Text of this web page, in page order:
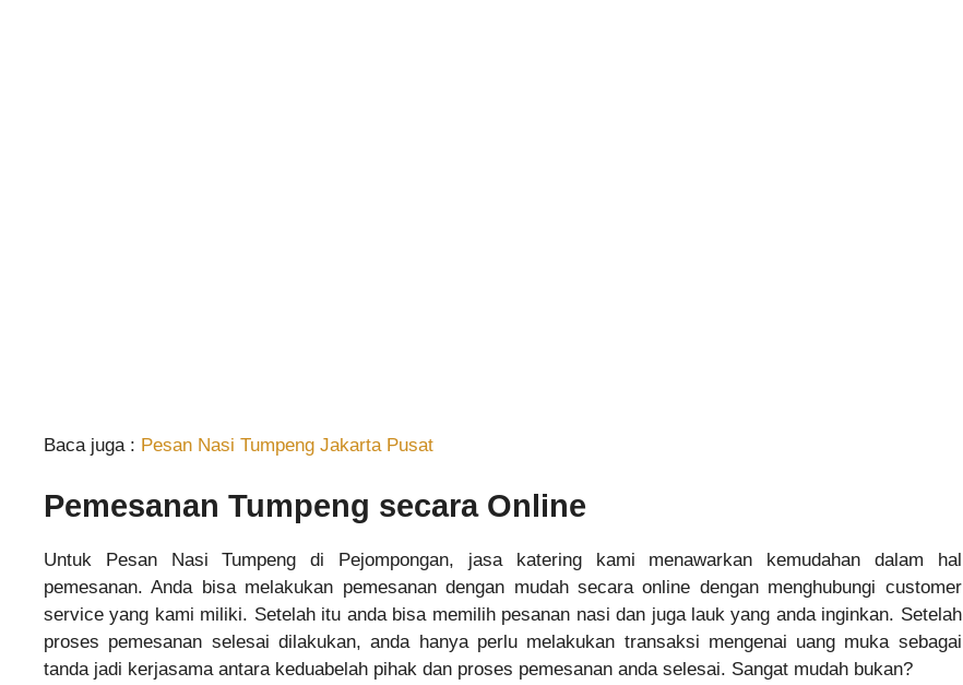
Baca juga : Pesan Nasi Tumpeng Jakarta Pusat
Pemesanan Tumpeng secara Online
Untuk Pesan Nasi Tumpeng di Pejompongan, jasa katering kami menawarkan kemudahan dalam hal
pemesanan. Anda bisa melakukan pemesanan dengan mudah secara online dengan menghubungi customer
service yang kami miliki. Setelah itu anda bisa memilih pesanan nasi dan juga lauk yang anda inginkan. Setelah
proses pemesanan selesai dilakukan, anda hanya perlu melakukan transaksi mengenai uang muka sebagai
tanda jadi kerjasama antara keduabelah pihak dan proses pemesanan anda selesai. Sangat mudah bukan?